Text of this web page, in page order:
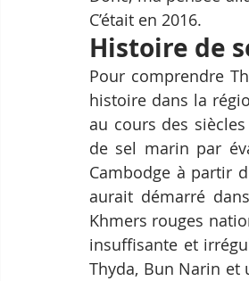
C’était en 2016.
Histoire de
Pour comprendre
histoire dans la
au cours des
de sel marin par
Cambodge à partir
aurait démarré
Khmers rouges
insuffisante et
Thyda, Bun Narin et